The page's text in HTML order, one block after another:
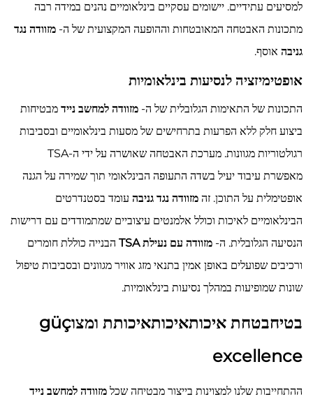
למסיעים עתידיים. יישומים עסקיים בינלאומיים נהנים במידה רבה
מתכונות האבטחה המאובטחות וההופעה המקצועית של ה- מזוודה נגד
גניבה אוסף.
אופטימיזציה לנסיעות בינלאומיות
התכונות של התאימות הגלובלית של ה- מזוודה למחשב נייד מבטיחות
ביצוע חלק ללא הפרעות בתרחישים של מסעות בינלאומיים ובסביבות
רגולטוריות מגוונות. מערכת האבטחה שאושרה על ידי ה-TSA
מאפשרת עיבוד יעיל בשדה התעופה הבינלאומי תוך שמירה על הגנה
אופטימלית על התוכן. זה מזוודה נגד גניבה עומד בסטנדרטים
הבינלאומיים לאיכות וכולל אלמנטים עיצוביים שמתמודדים עם דרישות
הנסיעה הגלובלית. ה- מזוודה עם נעילת TSA
הבנייה כוללת חומרים
ורכיבים שפועלים באופן אמין בתנאי מזג אוויר מגוונים ובסביבות טיפול
שונות שמופיעות במהלך נסיעות בינלאומיות.
בטיחבטחת איכותאיכותאיכותת ומצוgüç
excellence
ההתחייבות שלנו למצוינות בייצור מבטיחה שכל מזוודה למחשב נייד